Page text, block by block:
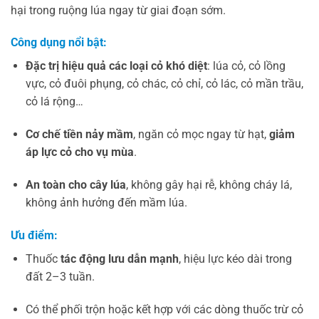
hại trong ruộng lúa ngay từ giai đoạn sớm.
Công dụng nổi bật:
Đặc trị hiệu quả các loại cỏ khó diệt: lúa cỏ, cỏ lồng
vực, cỏ đuôi phụng, cỏ chác, cỏ chỉ, cỏ lác, cỏ mần trầu,
cỏ lá rộng…
Cơ chế tiền nảy mầm, ngăn cỏ mọc ngay từ hạt, giảm
áp lực cỏ cho vụ mùa.
An toàn cho cây lúa, không gây hại rễ, không cháy lá,
không ảnh hưởng đến mầm lúa.
Ưu điểm:
Thuốc tác động lưu dẫn mạnh, hiệu lực kéo dài trong
đất 2–3 tuần.
Có thể phối trộn hoặc kết hợp với các dòng thuốc trừ cỏ